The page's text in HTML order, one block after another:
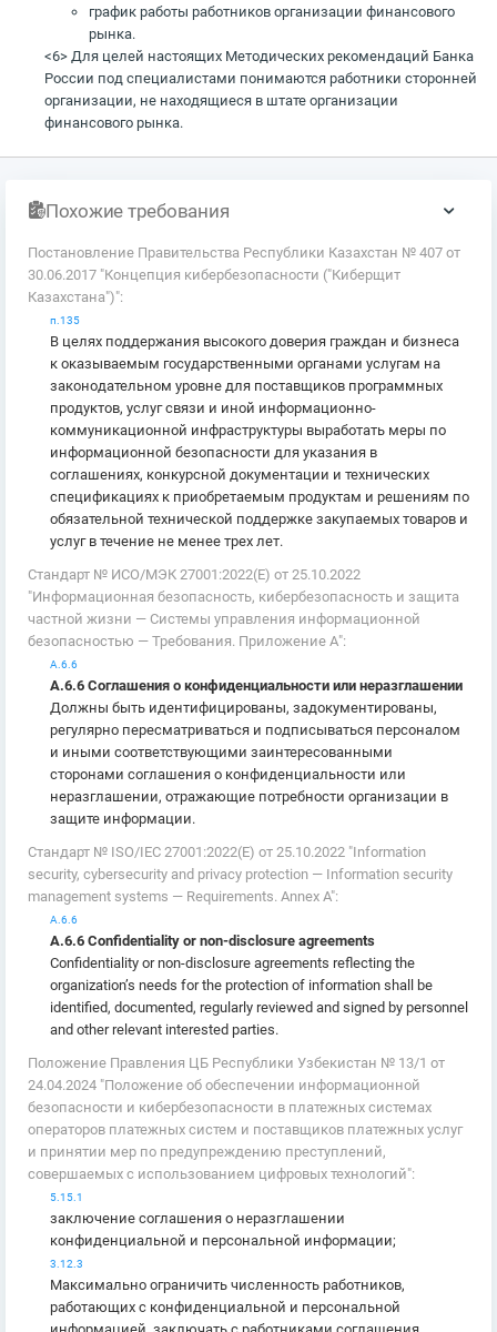
график работы работников организации финансового
рынка.
<6> Для целей настоящих Методических рекомендаций Банка
России под специалистами понимаются работники сторонней
организации, не находящиеся в штате организации
финансового рынка.
Похожие требования
Постановление Правительства Республики Казахстан № 407 от
30.06.2017 "Концепция кибербезопасности ("Киберщит
Казахстана")":
п.135
В целях поддержания высокого доверия граждан и бизнеса
к оказываемым государственными органами услугам на
законодательном уровне для поставщиков программных
продуктов, услуг связи и иной информационно-
коммуникационной инфраструктуры выработать меры по
информационной безопасности для указания в
соглашениях, конкурсной документации и технических
спецификациях к приобретаемым продуктам и решениям по
обязательной технической поддержке закупаемых товаров и
услуг в течение не менее трех лет.
Стандарт № ИСО/МЭК 27001:2022(E) от 25.10.2022
"Информационная безопасность, кибербезопасность и защита
частной жизни — Системы управления информационной
безопасностью — Требования. Приложение А":
А.6.6
А.6.6 Соглашения о конфиденциальности или неразглашении
Должны быть идентифицированы, задокументированы,
регулярно пересматриваться и подписываться персоналом
и иными соответствующими заинтересованными
сторонами соглашения о конфиденциальности или
неразглашении, отражающие потребности организации в
защите информации.
Стандарт № ISO/IEC 27001:2022(E) от 25.10.2022 "Information
security, cybersecurity and privacy protection — Information security
management systems — Requirements. Annex A":
А.6.6
А.6.6 Confidentiality or non-disclosure agreements
Confidentiality or non-disclosure agreements reflecting the
organization’s needs for the protection of information shall be
identified, documented, regularly reviewed and signed by personnel
and other relevant interested parties.
Положение Правления ЦБ Республики Узбекистан № 13/1 от
24.04.2024 "Положение об обеспечении информационной
безопасности и кибербезопасности в платежных системах
операторов платежных систем и поставщиков платежных услуг
и принятии мер по предупреждению преступлений,
совершаемых с использованием цифровых технологий":
5.15.1
заключение соглашения о неразглашении
конфиденциальной и персональной информации;
3.12.3
Максимально ограничить численность работников,
работающих с конфиденциальной и персональной